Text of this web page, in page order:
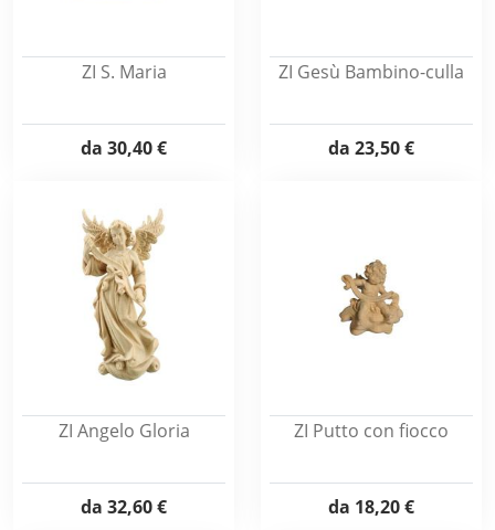
ZI S. Maria
da 30,40 €
ZI Gesù Bambino-culla
da 23,50 €
ZI Angelo Gloria
da 32,60 €
ZI Putto con fiocco
da 18,20 €